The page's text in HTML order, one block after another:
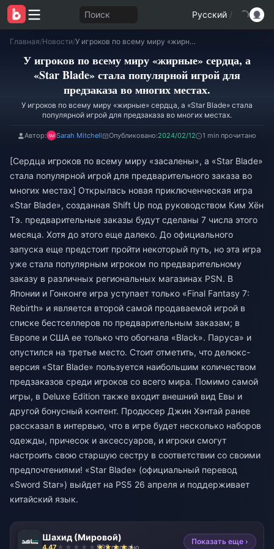
Поиск Русский /
Главная/Новости/ У игроков по всему миру «жирные» сердца, а «Star Blade» стала популярной игрой для предзаказа во многих местах.
У игроков по всему миру «жирные» сердца, а
«Star Blade» стала популярной игрой для
предзаказа во многих местах.
У игроков по всему миру «жирные» сердца, а «Star Blade» стала
популярной игрой для предзаказа во многих местах.
Автор: Sarah Mitchell Опубликовано:2024/02/12 1 min прочитано
[Сердца игроков по всему миру «засалены», а «Star Blade»
стала популярной игрой для предварительного заказа во
многих местах] Открылась новая приключенческая игра
«Star Blade», созданная Shift Up под руководством Ким Хён
Тэ. предварительные заказы будут сделаны 7 числа этого
месяца. Хотя до этого еще далеко. До официального
запуска еще предстоит пройти некоторый путь, но эта игра
уже стала популярным игроком по предварительному
заказу в различных региональных магазинах PSN. В
Японии и Гонконге игра уступает только «Final Fantasy 7:
Rebirth» и является второй самой продаваемой игрой в
списке бестселлеров по предварительным заказам; в
Европе и США ее только что обогнала «Black». Паруса» и
опустился на третье место. Стоит отметить, что делюкс-
версия «Star Blade» пользуется наибольшим количеством
предзаказов среди игроков со всего мира. Помимо самой
игры, в Deluxe Edition также входит внешний вид Евы и
другой бонусный контент. Продюсер Джин Хэнтай ранее
рассказал в интервью, что в игре будет несколько наборов
одежды, причесок и аксессуаров, и игроки смогут
настроить свою старшую сестру в соответствии со своими
предпочтениями! «Star Blade» (официальный перевод
«Sword Star») выйдет на PS5 26 апреля и поддерживает
китайский язык.
Шахид (Мировой)
4.47 999 продано
Показать еще ›